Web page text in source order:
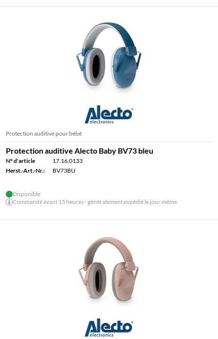
Protection auditive pour bébé
Protection auditive Alecto Baby BV73 bleu
N° d'article
17.16.0133
Herst.-Art.-Nr.:
BV73BU
Disponible
Commandé avant 15 heures - généralement expédié le jour même